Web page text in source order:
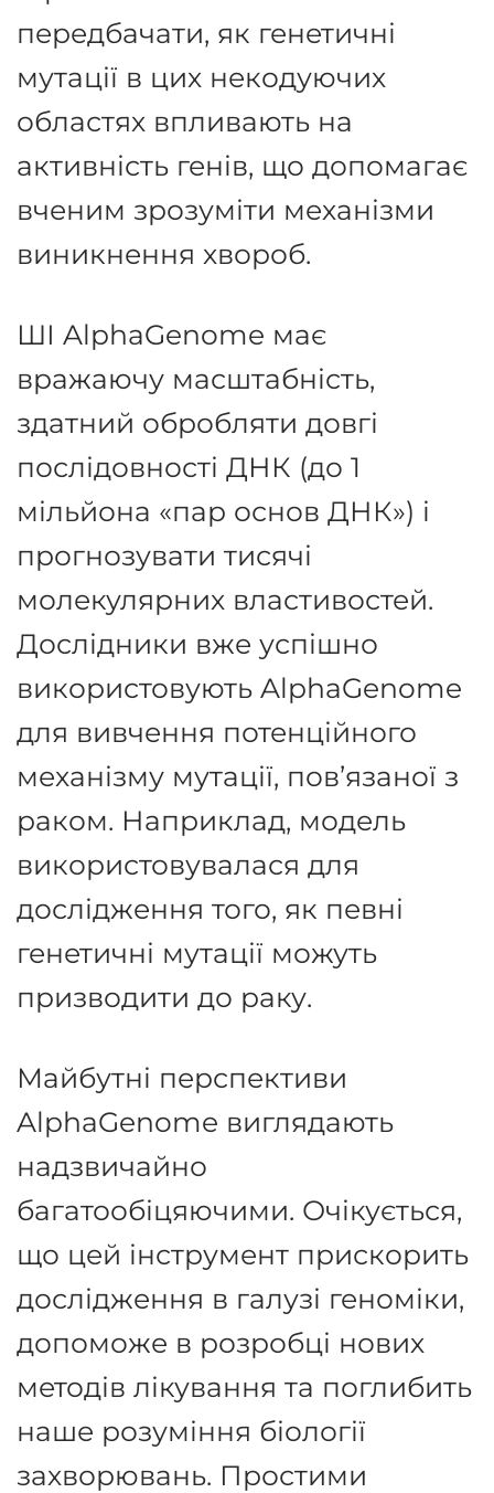
передбачати, як генетичні
мутації в цих некодуючих
областях впливають на
активність генів, що допомагає
вченим зрозуміти механізми
виникнення хвороб.
ШІ AlphaGenome має
вражаючу масштабність,
здатний обробляти довгі
послідовності ДНК (до 1
мільйона «пар основ ДНК») і
прогнозувати тисячі
молекулярних властивостей.
Дослідники вже успішно
використовують AlphaGenome
для вивчення потенційного
механізму мутації, пов’язаної з
раком. Наприклад, модель
використовувалася для
дослідження того, як певні
генетичні мутації можуть
призводити до раку.
Майбутні перспективи
AlphaGenome виглядають
надзвичайно
багатообіцяючими. Очікується,
що цей інструмент прискорить
дослідження в галузі геноміки,
допоможе в розробці нових
методів лікування та поглибить
наше розуміння біології
захворювань. Простими